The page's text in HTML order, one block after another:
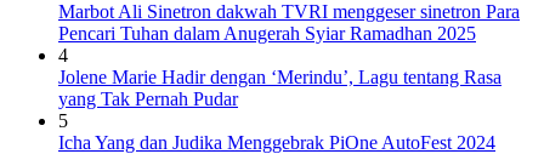
Marbot Ali Sinetron dakwah TVRI menggeser sinetron Para
Pencari Tuhan dalam Anugerah Syiar Ramadhan 2025
4
Jolene Marie Hadir dengan ‘Merindu’, Lagu tentang Rasa
yang Tak Pernah Pudar
5
Icha Yang dan Judika Menggebrak PiOne AutoFest 2024